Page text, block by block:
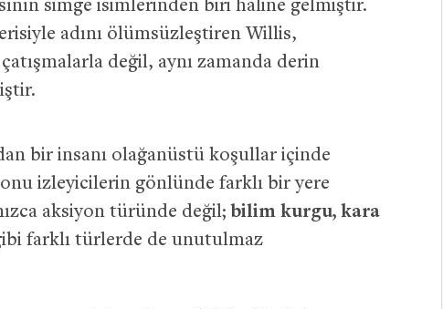
simge isimlerinden biri haline gelmiştir.
adını ölümsüzleştiren Willis,
değil, aynı zamanda derin
bir insanı olağanüstü koşullar içinde
izleyicilerin gönlünde farklı bir yere
aksiyon türünde değil; bilim kurgu, kara
farklı türlerde de unutulmaz